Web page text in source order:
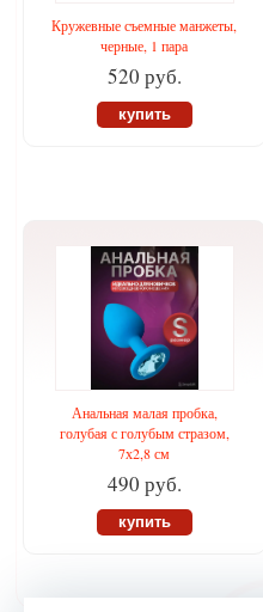
Кружевные съемные манжеты,
черные, 1 пара
520 руб.
купить
Анальная малая пробка,
голубая с голубым стразом,
7х2,8 см
490 руб.
купить